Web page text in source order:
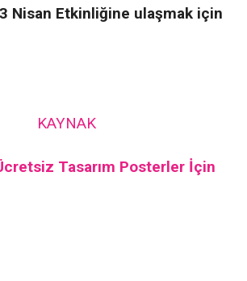
Nisan Etkinliğine ulaşmak için
KAYNAK
Tasarım Posterler İçin